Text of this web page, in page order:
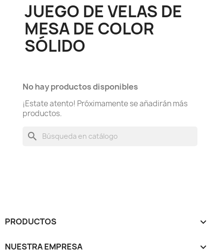
JUEGO DE VELAS DE
MESA DE COLOR
SÓLIDO
No hay productos disponibles
¡Estate atento! Próximamente se añadirán más
productos.
search
PRODUCTOS 
NUESTRA EMPRESA 